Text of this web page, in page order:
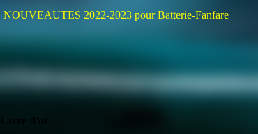
NOUVEAUTES 2022-2023 pour Batterie-Fanfare